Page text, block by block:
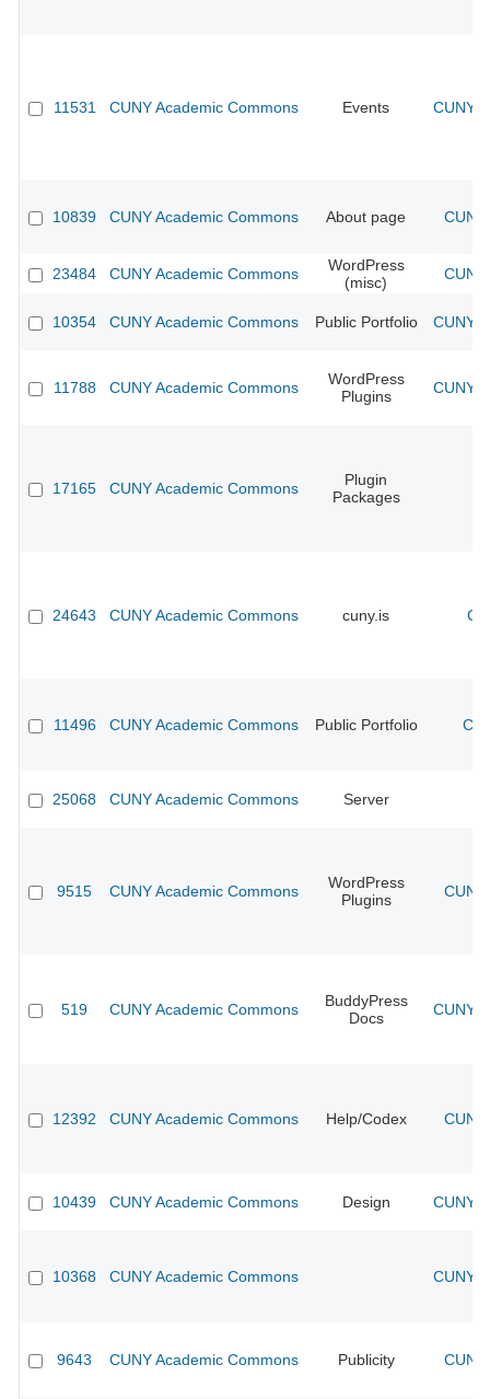
11531 CUNY Academic Commons Events CUNY
10839 CUNY Academic Commons About page
23484 CUNY Academic Commons
WordPress
(misc)
10354 CUNY Academic Commons Public Portfolio CUNY
11788 CUNY Academic Commons
WordPress
Plugins
CUNY
17165 CUNY Academic Commons
Plugin
Packages
24643 CUNY Academic Commons cuny.is
11496 CUNY Academic Commons Public Portfolio
25068 CUNY Academic Commons Server
9515 CUNY Academic Commons
WordPress
Plugins
519 CUNY Academic Commons
BuddyPress
Docs
CUNY
12392 CUNY Academic Commons Help/Codex
10439 CUNY Academic Commons Design CUNY
10368 CUNY Academic Commons CUNY
9643 CUNY Academic Commons Publicity